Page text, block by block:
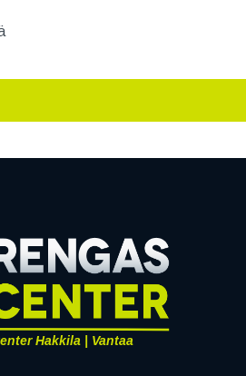
Hakkila | Vantaa